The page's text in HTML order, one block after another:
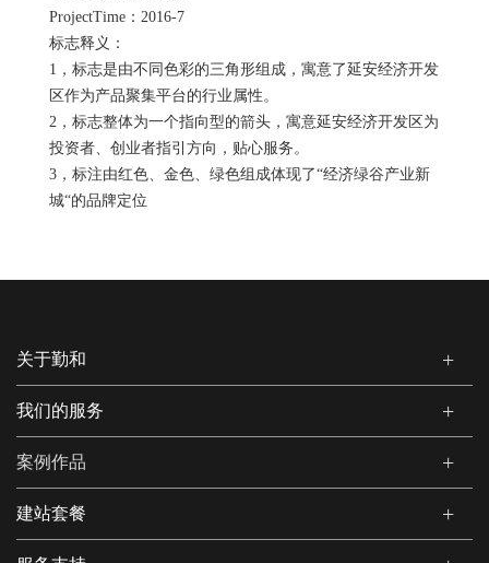
ProjectTime：2016-7
标志释义：
1，标志是由不同色彩的三角形组成，寓意了延安经济开发
区作为产品聚集平台的行业属性。
2，标志整体为一个指向型的箭头，寓意延安经济开发区为
投资者、创业者指引方向，贴心服务。
3，标注由红色、金色、绿色组成体现了“经济绿谷产业新
城“的品牌定位
关于勤和
我们的服务
案例作品
建站套餐